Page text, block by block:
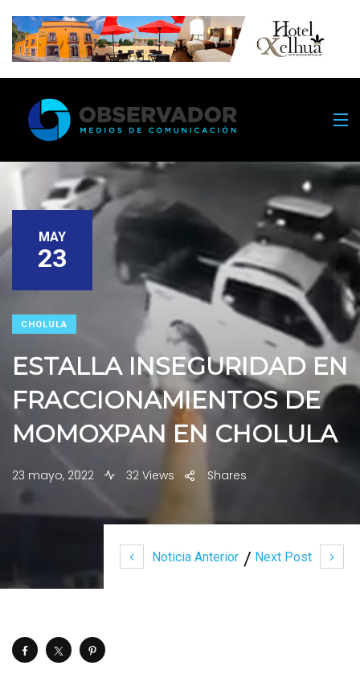
Noticia Anterior Next Post
MAY
23
CHOLULA
ESTALLA INSEGURIDAD EN
FRACCIONAMIENTOS DE
MOMOXPAN EN CHOLULA
23 mayo, 2022 32 Views Shares